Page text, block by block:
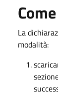
La
modalità: